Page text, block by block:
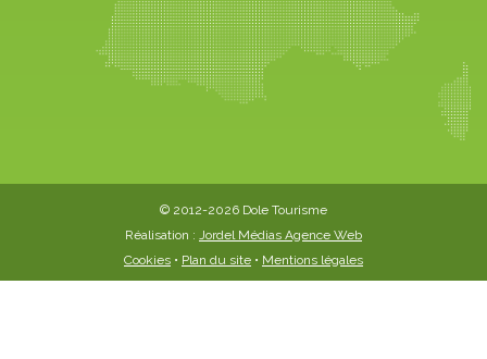
© 2012-2026 Dole Tourisme
Réalisation : Jordel Médias Agence Web
Cookies • Plan du site • Mentions légales